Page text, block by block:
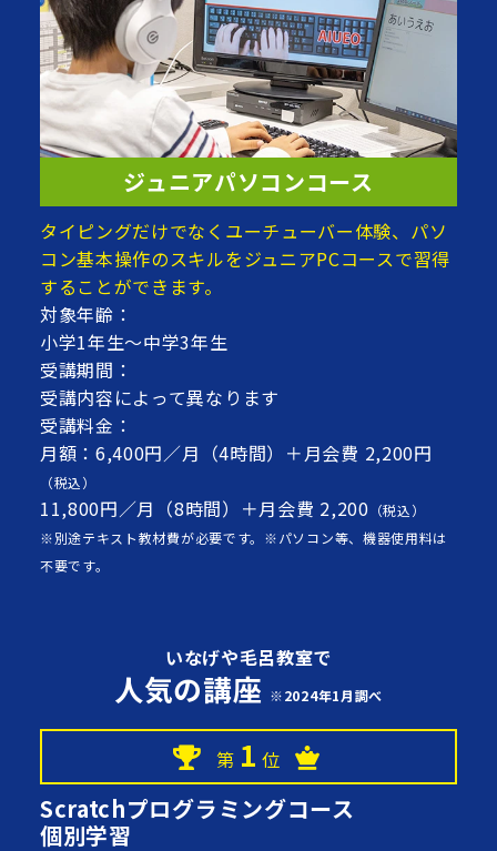
ジュニアパソコンコース
タイピングだけでなくユーチューバー体験、パソ
コン基本操作のスキルをジュニアPCコースで習得
することができます。
対象年齢：
小学1年生～中学3年生
受講期間：
受講内容によって異なります
受講料金：
月額：6,400円／月（4時間）＋月会費 2,200円
（税込）
11,800円／月（8時間）＋月会費 2,200 （税込）
※別途テキスト教材費が必要です。※パソコン等、機器使用料は
不要です。
いなげや毛呂教室で
人気の講座 ※2024年1月調べ
第 1 位
Scratchプログラミングコース
個別学習